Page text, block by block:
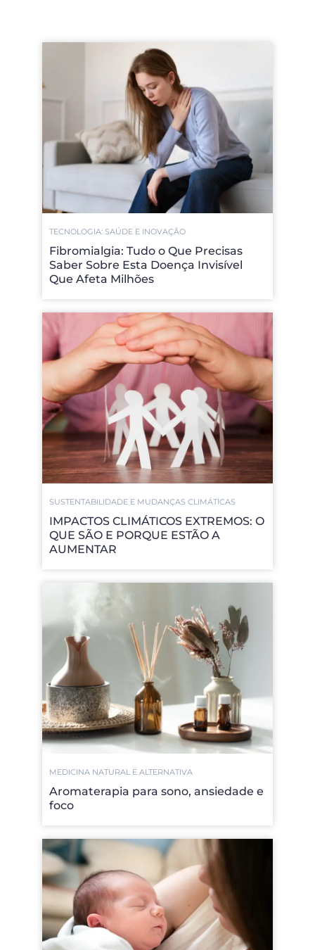
TECNOLOGIA: SAÚDE E INOVAÇÃO
Fibromialgia: Tudo o Que Precisas
Saber Sobre Esta Doença Invisível
Que Afeta Milhões
SUSTENTABILIDADE E MUDANÇAS CLIMÁTICAS
IMPACTOS CLIMÁTICOS EXTREMOS: O
QUE SÃO E PORQUE ESTÃO A
AUMENTAR
MEDICINA NATURAL E ALTERNATIVA
Aromaterapia para sono, ansiedade e
foco